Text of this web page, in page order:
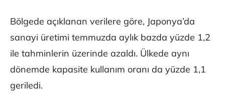
Bölgede açıklanan verilere göre, Japonya’da
sanayi üretimi temmuzda aylık bazda yüzde 1,2
ile tahminlerin üzerinde azaldı. Ülkede aynı
dönemde kapasite kullanım oranı da yüzde 1,1
geriledi.